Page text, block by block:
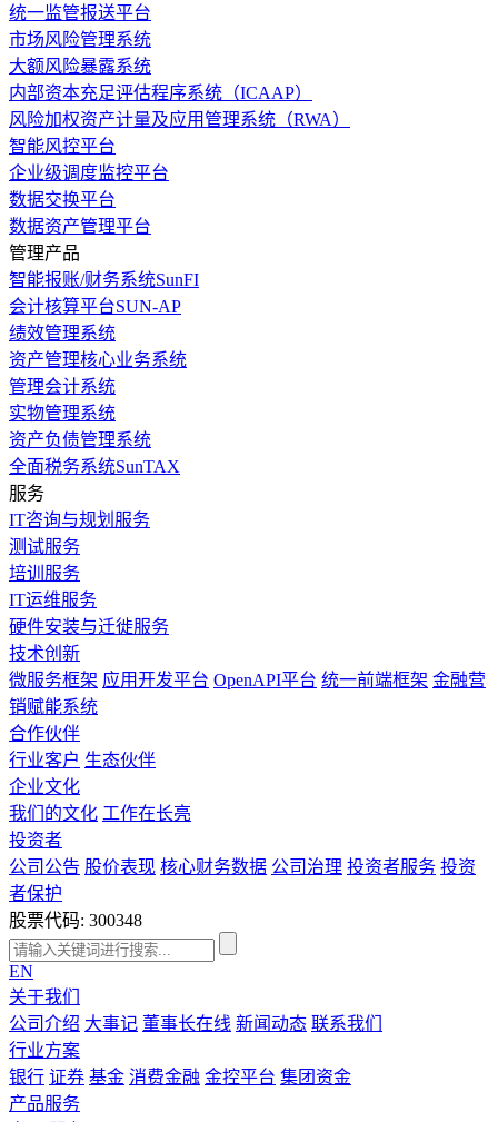
统一监管报送平台
市场风险管理系统
大额风险暴露系统
内部资本充足评估程序系统（ICAAP）
风险加权资产计量及应用管理系统（RWA）
智能风控平台
企业级调度监控平台
数据交换平台
数据资产管理平台
管理产品
智能报账/财务系统SunFI
会计核算平台SUN-AP
绩效管理系统
资产管理核心业务系统
管理会计系统
实物管理系统
资产负债管理系统
全面税务系统SunTAX
服务
IT咨询与规划服务
测试服务
培训服务
IT运维服务
硬件安装与迁徙服务
技术创新
微服务框架 应用开发平台 OpenAPI平台 统一前端框架 金融营
销赋能系统
合作伙伴
行业客户 生态伙伴
企业文化
我们的文化 工作在长亮
投资者
公司公告 股价表现 核心财务数据 公司治理 投资者服务 投资
者保护
股票代码: 300348
EN
关于我们
公司介绍 大事记 董事长在线 新闻动态 联系我们
行业方案
银行 证券 基金 消费金融 金控平台 集团资金
产品服务